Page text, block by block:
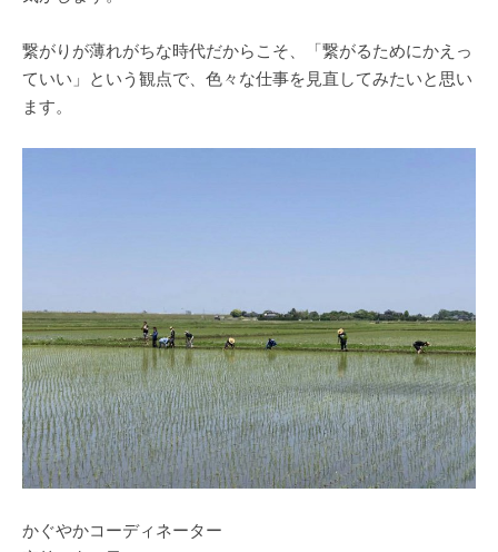
繋がりが薄れがちな時代だからこそ、「繋がるためにかえっ
ていい」という観点で、色々な仕事を見直してみたいと思い
ます。
かぐやかコーディネーター